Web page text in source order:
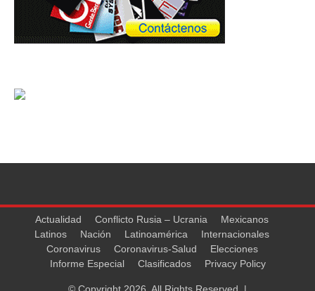
Actualidad Conflicto Rusia – Ucrania
Mexicanos
Latinos
Nación Latinoamérica
Internacionales
Coronavirus
Coronavirus-Salud
Elecciones
Informe Especial
Clasificados Privacy Policy
© Copyright 2026, All Rights Reserved. |